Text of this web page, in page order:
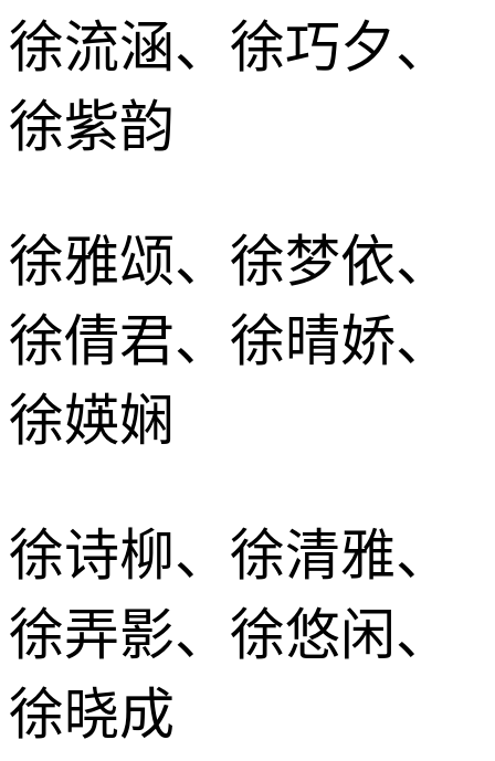
徐流涵、徐巧夕、
徐紫韵
徐雅颂、徐梦依、
徐倩君、徐晴娇、
徐媖娴
徐诗柳、徐清雅、
徐弄影、徐悠闲、
徐晓成